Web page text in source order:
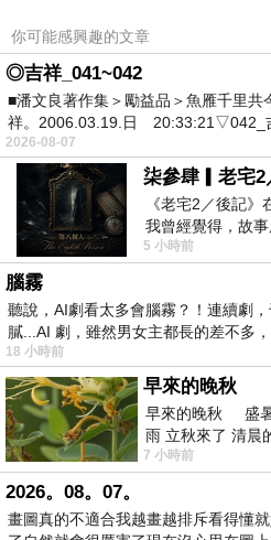
吧檯區
你可能感興趣的文章
◎吉祥_041~042
■潘文良著作集＞勵益品＞魚雁千里
祥。2006.03.19.日 20:33:21▽042_
2026-08-07
柒參肆▎老宅2
《老宅2／後記》
我曾經覺得，故
震中倒塌，七個人
5 小時前
腦霧
聽說，AI劇看太多會腦霧？！連續劇
膩...AI 劇，雖然男女主都長的差不多
18 小時前
早來的晚秋
早來的晚秋 盛暑
雨 立秋來了 清晨
下子 又被赤
7 小時前
2026。08。07。
畫圖真的不適合我越畫越排斥看得懂